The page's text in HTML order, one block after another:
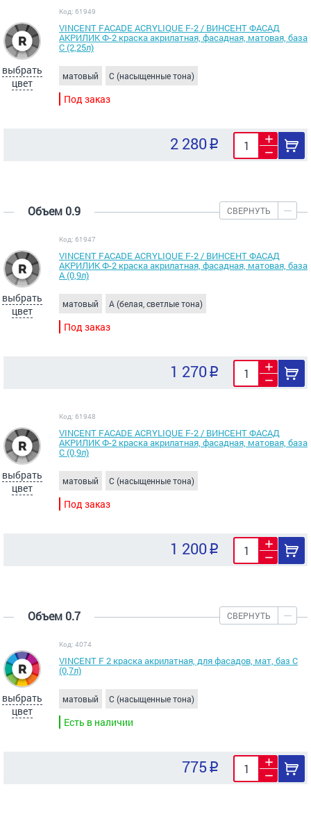
выбрать
цвет
Код: 61949
VINCENT FACADE ACRYLIQUE F-2 / ВИНСЕНТ ФАСАД
АКРИЛИК Ф-2 краска акрилатная, фасадная, матовая, база
С (2,25л)
матовый C (насыщенные тона)
Под заказ
2 280
Объем 0.9 СВЕРНУТЬ
выбрать
цвет
Код: 61947
VINCENT FACADE ACRYLIQUE F-2 / ВИНСЕНТ ФАСАД
АКРИЛИК Ф-2 краска акрилатная, фасадная, матовая, база
А (0,9л)
матовый A (белая, светлые тона)
Под заказ
1 270
выбрать
цвет
Код: 61948
VINCENT FACADE ACRYLIQUE F-2 / ВИНСЕНТ ФАСАД
АКРИЛИК Ф-2 краска акрилатная, фасадная, матовая, база
С (0,9л)
матовый C (насыщенные тона)
Под заказ
1 200
Объем 0.7 СВЕРНУТЬ
выбрать
цвет
Код: 4074
VINCENT F 2 краска акрилатная, для фасадов, мат, баз С
(0,7л)
матовый C (насыщенные тона)
Есть в наличии
775